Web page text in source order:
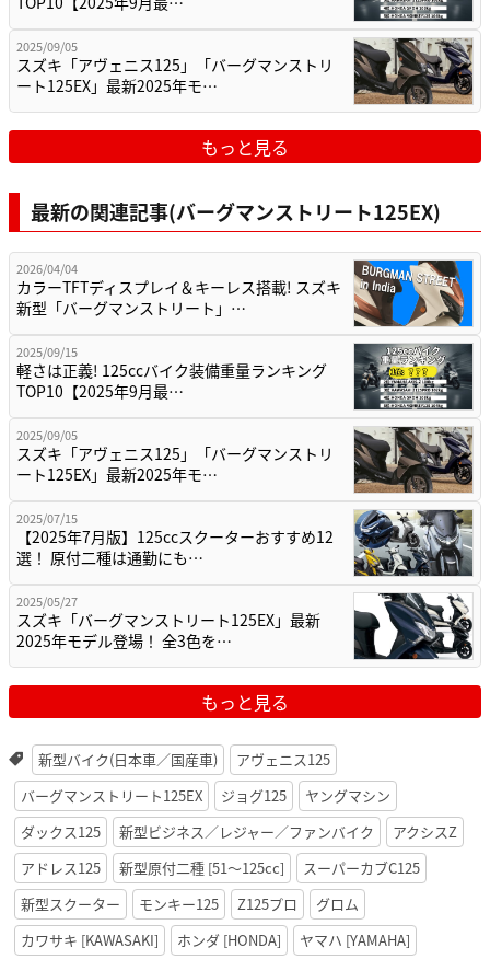
2025/09/05
スズキ「アヴェニス125」「バーグマンストリ
ート125EX」最新2025年モ…
もっと見る
最新の関連記事(バーグマンストリート125EX)
2026/04/04
カラーTFTディスプレイ＆キーレス搭載! スズキ
新型「バーグマンストリート」…
2025/09/15
軽さは正義! 125ccバイク装備重量ランキング
TOP10【2025年9月最…
2025/09/05
スズキ「アヴェニス125」「バーグマンストリ
ート125EX」最新2025年モ…
2025/07/15
【2025年7月版】125ccスクーターおすすめ12
選！ 原付二種は通勤にも…
2025/05/27
スズキ「バーグマンストリート125EX」最新
2025年モデル登場！ 全3色を…
もっと見る
新型バイク(日本車／国産車)
アヴェニス125
バーグマンストリート125EX
ジョグ125
ヤングマシン
ダックス125
新型ビジネス／レジャー／ファンバイク
アクシスZ
アドレス125
新型原付二種 [51〜125cc]
スーパーカブC125
新型スクーター
モンキー125 Z125プロ
グロム
カワサキ [KAWASAKI]
ホンダ [HONDA]
ヤマハ [YAMAHA]